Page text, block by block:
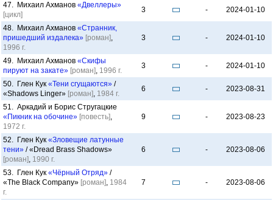
47. Михаил Ахманов «Двеллеры»
[цикл]
3 - 2024-01-10
48. Михаил Ахманов «Странник,
пришедший издалека» [роман],
1996 г.
3 - 2024-01-10
49. Михаил Ахманов «Скифы
пируют на закате» [роман], 1996 г.
3 - 2024-01-10
50. Глен Кук «Тени сгущаются» /
«Shadows Linger» [роман], 1984 г.
6 - 2023-08-31
51. Аркадий и Борис Стругацкие
«Пикник на обочине» [повесть],
1972 г.
9 - 2023-08-23
52. Глен Кук «Зловещие латунные
тени» / «Dread Brass Shadows»
[роман], 1990 г.
6 - 2023-08-06
53. Глен Кук «Чёрный Отряд» /
«The Black Company» [роман], 1984
г.
7 - 2023-08-06